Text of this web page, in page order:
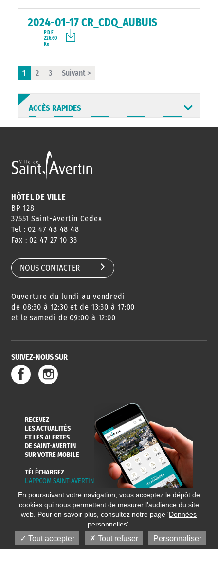
2024-01-17 CR_CDQ_AUBUIS
PDF
226.60
Ko
1 2 3 Suivant >
ACCÈS RAPIDES
ANNUAIRE
HORAIRES
CONSEILS
DE QUARTIER
AGENDA
DES SORTIES
URBANISME
SERVICE
DE L'EAU
HÔTEL DE VILLE
BP 128
37551 Saint-Avertin Cedex
Tel : 02 47 48 48 48
Fax : 02 47 27 10 33
NOUS CONTACTER
Ouverture du lundi au vendredi
de 08:30 à 12:30 et de 13:30 à 17:00
et le samedi de 09:00 à 12:00
SUIVEZ-NOUS SUR
RECEVEZ
LES ACTUALITÉS
ET LES ALERTES
DE SAINT-AVERTIN
SUR VOTRE MOBILE
TÉLÉCHARGEZ
L'APPCOM SAINT-AVERTIN
En poursuivant votre navigation, vous acceptez le dépôt de
cookies qui nous permettent de mesurer l'audience du site
web. Pour en savoir plus, consultez notre page 'Données
personnelles'.
Tout accepter Tout refuser Personnaliser